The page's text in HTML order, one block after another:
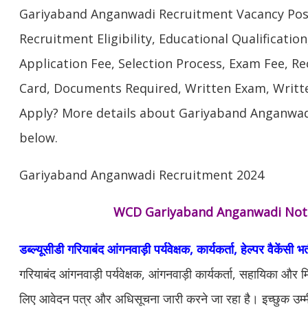
Gariyaband Anganwadi Recruitment Vacancy
Recruitment Eligibility, Educational
Application Fee, Selection Process, Exam Fee,
Card, Documents Required, Written Exam,
Apply? More details about Gariyaband
below.
Gariyaband Anganwadi Recruitment 2024
WCD Gariyaband Anganwadi
डब्ल्यूसीडी गरियाबंद आंगनवाड़ी पर्यवेक्षक, कार्यकर्ता, हेल्पर वैकेंसी
गरियाबंद आंगनवाड़ी पर्यवेक्षक, आंगनवाड़ी कार्यकर्ता, सहायिका और
लिए आवेदन पत्र और अधिसूचना जारी करने जा रहा है। इच्छुक